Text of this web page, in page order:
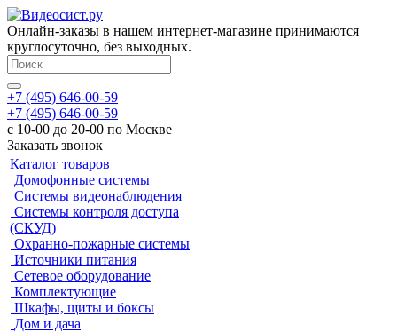
Онлайн-заказы в нашем интернет-магазине принимаются
круглосуточно, без выходных.
+7 (495) 646-00-59
+7 (495) 646-00-59
с 10-00 до 20-00 по Москве
Заказать звонок
Каталог товаров
Домофонные системы
Системы видеонаблюдения
Системы контроля доступа
(СКУД)
Охранно-пожарные системы
Источники питания
Сетевое оборудование
Комплектующие
Шкафы, щиты и боксы
Дом и дача